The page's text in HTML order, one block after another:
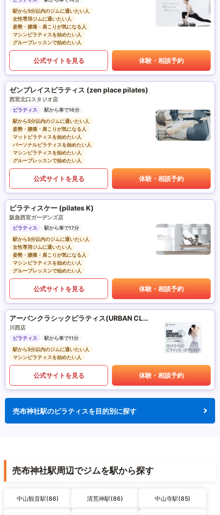
駅から5分以内のジムに通いたい人
女性専用ジムに通いたい人
姿勢・腰痛・肩こりが気になる人
マシンピラティスを始めたい人
グループレッスンで始めたい人
公式サイトを見る 体験・相談予約
ゼンプレイスピラティス (zen place pilates)
西宮北口スタジオ店
ピラティス
駅から車で16分
駅から5分以内のジムに通いたい人
姿勢・腰痛・肩こりが気になる人
マットピラティスを始めたい人
パーソナルピラティスを始めたい人
マシンピラティスを始めたい人
グループレッスンで始めたい人
公式サイトを見る 体験・相談予約
ピラティスケー (pilates K)
阪急西宮ガーデンズ店
ピラティス
駅から車で17分
駅から5分以内のジムに通いたい人
女性専用ジムに通いたい人
姿勢・腰痛・肩こりが気になる人
マシンピラティスを始めたい人
グループレッスンで始めたい人
公式サイトを見る 体験・相談予約
アーバンクラシックピラティス(URBAN CLASSIC PILATES)
川西店
ピラティス
駅から車で11分
駅から5分以内のジムに通いたい人
マシンピラティスを始めたい人
公式サイトを見る 体験・相談予約
売布神社駅のピラティスを目的別に探す
売布神社駅周辺でジムを駅から探す
中山観音駅(86) 清荒神駅(86) 中山寺駅(85)